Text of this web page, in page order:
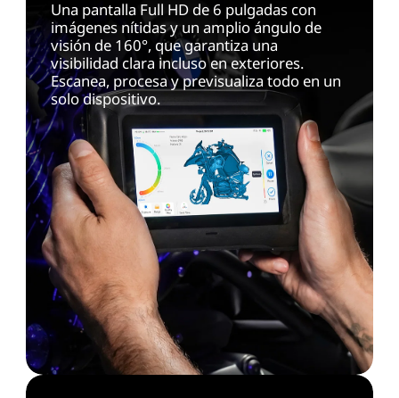
Una pantalla Full HD de 6 pulgadas con
imágenes nítidas y un amplio ángulo de
visión de 160°, que garantiza una
visibilidad clara incluso en exteriores.
Escanea, procesa y previsualiza todo en un
solo dispositivo.